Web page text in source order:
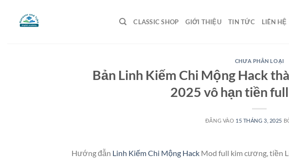
CLASSIC SHOP GIỚI THIỆU TIN TỨC LIÊN HỆ
CHƯA PHÂN LOẠI
Bản ​Linh Kiếm Chi Mộng Hack
2025 vô hạn tiền
ĐĂNG VÀO 15 THÁNG 3, 2025
Hướng đẫn ​Linh Kiếm Chi Mộng Hack Mod full kim cương, tiền